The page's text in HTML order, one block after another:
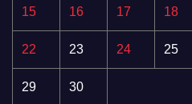
15 16 17 18
22 23 24 25
29 30